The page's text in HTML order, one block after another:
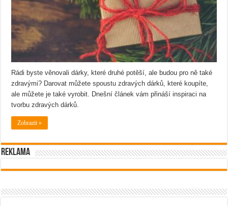
Rádi byste věnovali dárky, které druhé potěší, ale budou pro ně také
zdravými? Darovat můžete spoustu zdravých dárků, které koupíte,
ale můžete je také vyrobit. Dnešní článek vám přináší inspiraci na
tvorbu zdravých dárků.
Zobrazit »
Reklama